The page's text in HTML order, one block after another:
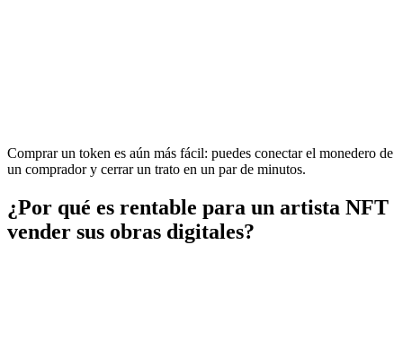
Comprar un token es aún más fácil: puedes conectar el monedero de
un comprador y cerrar un trato en un par de minutos.
¿Por qué es rentable para un artista NFT
vender sus obras digitales?